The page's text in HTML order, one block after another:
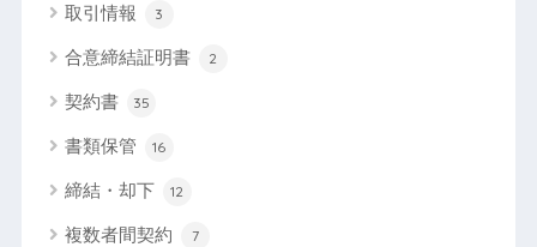
取引情報 3
合意締結証明書 2
契約書 35
書類保管 16
締結・却下 12
複数者間契約 7